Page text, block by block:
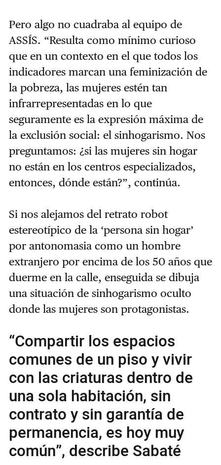
Pero algo no cuadraba al equipo de
ASSÍS. “Resulta como mínimo curioso
que en un contexto en el que todos los
indicadores marcan una feminización de
la pobreza, las mujeres estén tan
infrarrepresentadas en lo que
seguramente es la expresión máxima de
la exclusión social: el sinhogarismo. Nos
preguntamos: ¿si las mujeres sin hogar
no están en los centros especializados,
entonces, dónde están?”, continúa.
Si nos alejamos del retrato robot
estereotípico de la ‘persona sin hogar’
por antonomasia como un hombre
extranjero por encima de los 50 años que
duerme en la calle, enseguida se dibuja
una situación de sinhogarismo oculto
donde las mujeres son protagonistas.
“Compartir los espacios
comunes de un piso y vivir
con las criaturas dentro de
una sola habitación, sin
contrato y sin garantía de
permanencia, es hoy muy
común”, describe Sabaté